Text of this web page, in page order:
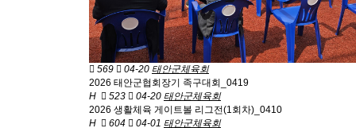
569 04-20 태안군체육회
2026 태안군협회장기 족구대회_0419
H
523 04-20 태안군체육회
2026 생활체육 게이트볼 리그전(1회차)_0410
H
604 04-01 태안군체육회